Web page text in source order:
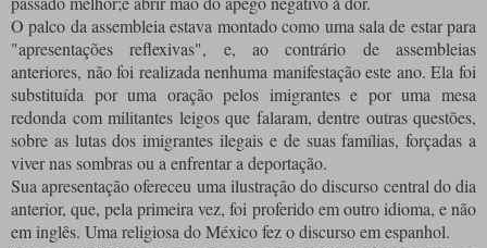
O palco da assembleia estava montado como uma sala de estar para
"apresentações reflexivas", e, ao contrário de assembleias
anteriores, não foi realizada nenhuma manifestação este ano. Ela foi
substituída por uma oração pelos imigrantes e por uma mesa
redonda com militantes leigos que falaram, dentre outras questões,
sobre as lutas dos imigrantes ilegais e de suas famílias, forçadas a
viver nas sombras ou a enfrentar a deportação.
Sua apresentação ofereceu uma ilustração do discurso central do dia
anterior, que, pela primeira vez, foi proferido em outro idioma, e não
em inglês. Uma religiosa do México fez o discurso em espanhol.